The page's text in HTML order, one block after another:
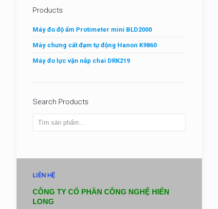
Products
Máy đo độ ẩm Protimeter mini BLD2000
Máy chưng cất đạm tự động Hanon K9860
Máy đo lực vặn nắp chai DRK219
Search Products
LIÊN HỆ
CÔNG TY CỔ PHẦN CÔNG NGHỆ HIỂN
LONG